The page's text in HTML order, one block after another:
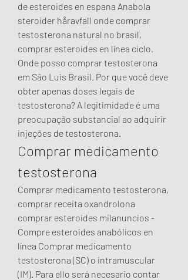
de esteroides en espana Anabola
steroider håravfall onde comprar
testosterona natural no brasil,
comprar esteroides en línea ciclo.
Onde posso comprar testosterona
em São Luis Brasil. Por que você deve
obter apenas doses legais de
testosterona? A legitimidade é uma
preocupação substancial ao adquirir
injeções de testosterona.
Comprar medicamento
testosterona
Comprar medicamento testosterona,
comprar receita oxandrolona
comprar esteroides milanuncios -
Compre esteroides anabólicos en
línea Comprar medicamento
testosterona (SC) o intramuscular
(IM). Para ello será necesario contar